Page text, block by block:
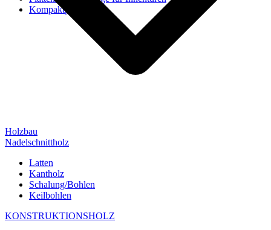
Kompaktplatten
Holzbau
Nadelschnittholz
Latten
Kantholz
Schalung/Bohlen
Keilbohlen
KONSTRUKTIONSHOLZ